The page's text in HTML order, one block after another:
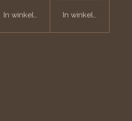
In winkelwagen In winkelwagen